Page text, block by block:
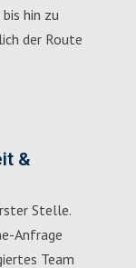
hin zu
der Route
&
Stelle.
Anfrage
Team